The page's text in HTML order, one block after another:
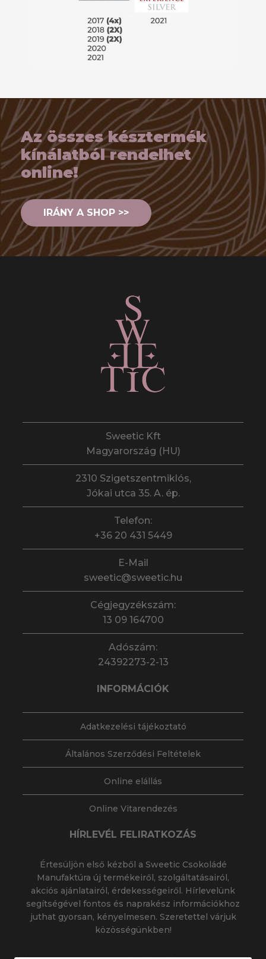
Az összes késztermék
kínálatból rendelhet
online!
IRÁNY A SHOP >>
Sweetic Kft
Magyarország (HU)
2310 Szigetszentmiklós,
Jókai utca 35. A. ép.
Telefon:
+36 20 431 5449
E-Mail
sweetic@sweetic.hu
Cégjegyzékszám:
13 09 164700
Adószám:
24392273-2-13
INFORMÁCIÓK
Adatkezelési tájékoztató
Általános Szerződési Feltételek
Online elállás
Online Vitarendezés
HÍRLEVÉL FELIRATKOZÁS
Értesüljön első kézből a Sweetic Csokoládé
Manufaktúra új termékeiről, szolgáltatásairól,
akciós ajánlatairól, érdekességeiről. Hírlevelünk
segítségével fontos és naprakész információkhoz
juthat gyorsan, kényelmesen. Szeretettel várjuk
közösségünkben!